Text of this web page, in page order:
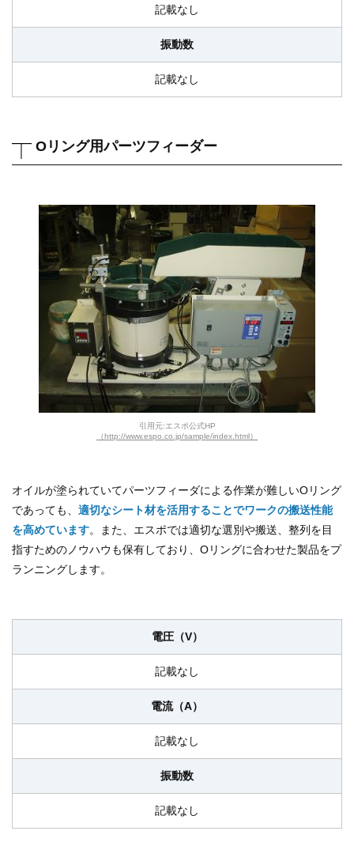
記載なし
振動数
記載なし
Oリング用パーツフィーダー
引用元:エスポ公式HP
（http://www.espo.co.jp/sample/index.html）
オイルが塗られていてパーツフィーダによる作業が難しいOリング
であっても、 適切なシート材を活用することでワークの搬送性能
を高めています。また、エスポでは適切な選別や搬送、整列を目
指すためのノウハウも保有しており、Oリングに合わせた製品をプ
ランニングします。
電圧（V）
記載なし
電流（A）
記載なし
振動数
記載なし